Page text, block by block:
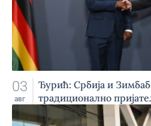
03
авг
Ђурић: Србија и
традиционално